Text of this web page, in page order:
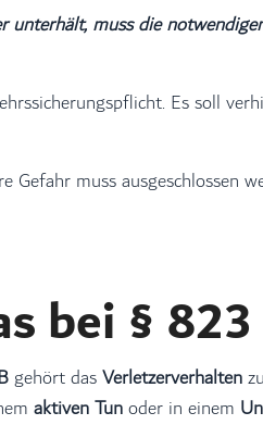
unterhält, muss die
Es soll
muss ausgeschlossen
bei §
gehört dasVerletzerverhalten
aktiven Tunoder in einem